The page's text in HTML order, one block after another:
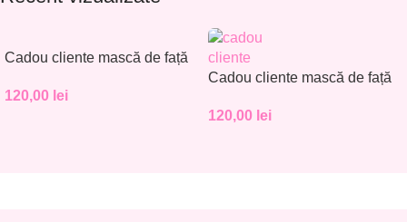
Cadou cliente mască de față
120,00 lei
Cadou cliente mască de față
120,00 lei